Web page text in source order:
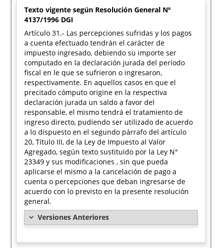
Texto vigente según Resolución General Nº
4137/1996 DGI
Artículo 31.- Las percepciones sufridas y los pagos
a cuenta efectuado tendrán el carácter de
impuesto ingresado, debiendo su importe ser
computado en la declaración jurada del período
fiscal en le que se sufrieron o ingresaron,
respectivamente. En aquellos casos en que el
precitado cómputo origine en la respectiva
declaración jurada un saldo a favor del
responsable, el mismo tendrá el tratamiento de
ingreso directo, pudiendo ser utilizado de acuerdo
a lo dispuesto en el segundo párrafo del artículo
20, Título III, de la Ley de Impuesto al Valor
Agregado, según texto sustituido por la Ley N°
23349 y sus modificaciones , sin que pueda
aplicarse el mismo a la cancelación de pago a
cuenta o percepciones que deban ingresarse de
acuerdo con lo previsto en la presente resolución
general.
Versiones Anteriores